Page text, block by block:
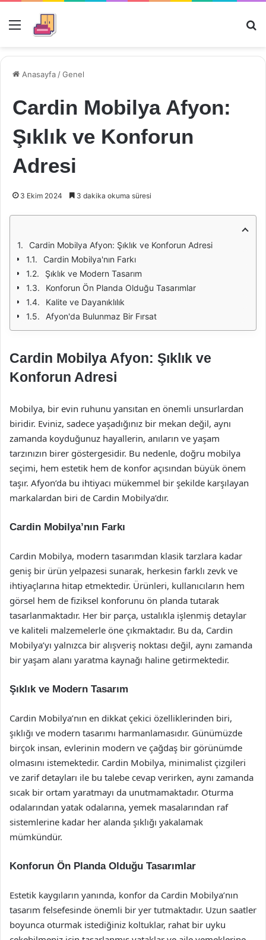
Menü
Anasayfa /Genel
Cardin Mobilya Afyon:
Şıklık ve Konforun
Adresi
3 Ekim 2024 3 dakika okuma süresi
Cardin Mobilya Afyon: Şıklık ve Konforun Adresi
Cardin Mobilya'nın Farkı
Şıklık ve Modern Tasarım
Konforun Ön Planda Olduğu Tasarımlar
Kalite ve Dayanıklılık
Afyon'da Bulunmaz Bir Fırsat
Cardin Mobilya Afyon: Şıklık ve
Konforun Adresi
Mobilya, bir evin ruhunu yansıtan en önemli unsurlardan
biridir. Eviniz, sadece yaşadığınız bir mekan değil, aynı
zamanda koyduğunuz hayallerin, anıların ve yaşam
tarzınızın birer göstergesidir. Bu nedenle, doğru mobilya
seçimi, hem estetik hem de konfor açısından büyük önem
taşır. Afyon’da bu ihtiyacı mükemmel bir şekilde karşılayan
markalardan biri de Cardin Mobilya’dır.
Cardin Mobilya’nın Farkı
Cardin Mobilya, modern tasarımdan klasik tarzlara kadar
geniş bir ürün yelpazesi sunarak, herkesin farklı zevk ve
ihtiyaçlarına hitap etmektedir. Ürünleri, kullanıcıların hem
görsel hem de fiziksel konforunu ön planda tutarak
tasarlanmaktadır. Her bir parça, ustalıkla işlenmiş detaylar
ve kaliteli malzemelerle öne çıkmaktadır. Bu da, Cardin
Mobilya’yı yalnızca bir alışveriş noktası değil, aynı zamanda
bir yaşam alanı yaratma kaynağı haline getirmektedir.
Şıklık ve Modern Tasarım
Cardin Mobilya’nın en dikkat çekici özelliklerinden biri,
şıklığı ve modern tasarımı harmanlamasıdır. Günümüzde
birçok insan, evlerinin modern ve çağdaş bir görünümde
olmasını istemektedir. Cardin Mobilya, minimalist çizgileri
ve zarif detayları ile bu talebe cevap verirken, aynı zamanda
sıcak bir ortam yaratmayı da unutmamaktadır. Oturma
odalarından yatak odalarına, yemek masalarından raf
sistemlerine kadar her alanda şıklığı yakalamak
mümkündür.
Konforun Ön Planda Olduğu Tasarımlar
Estetik kaygıların yanında, konfor da Cardin Mobilya’nın
tasarım felsefesinde önemli bir yer tutmaktadır. Uzun saatler
boyunca oturmak istediğiniz koltuklar, rahat bir uyku